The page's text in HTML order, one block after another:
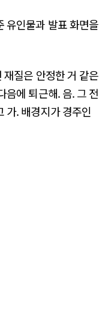
유인물과 발표 화면을
질은 안정한 거 같은
음에 퇴근해. 음. 그 전
가. 배경지가 경주인